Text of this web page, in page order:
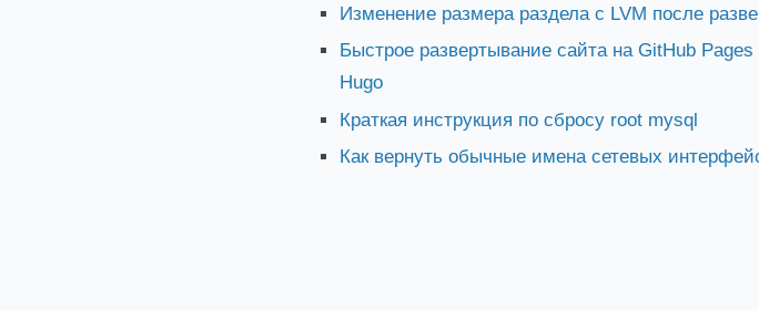
Изменение размера раздела с LVM после
Быстрое развертывание сайта на GitHub
Hugo
Краткая инструкция по сбросу root mysql
Как вернуть обычные имена сетевых